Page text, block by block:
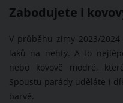
Zabodujete i
V průběhu zimy 2023/
laků na nehty. A to
nebo kovově modré,
Spoustu parády uděláte i
barvě.